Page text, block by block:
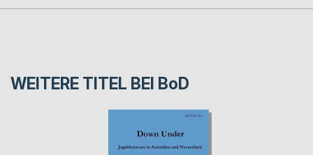
WEITERE TITEL BEI BoD